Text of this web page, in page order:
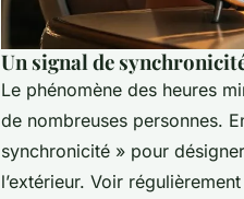
Un signal de
Le phénomène des heures
de nombreuses personnes.
synchronicité » pour
l’extérieur. Voir